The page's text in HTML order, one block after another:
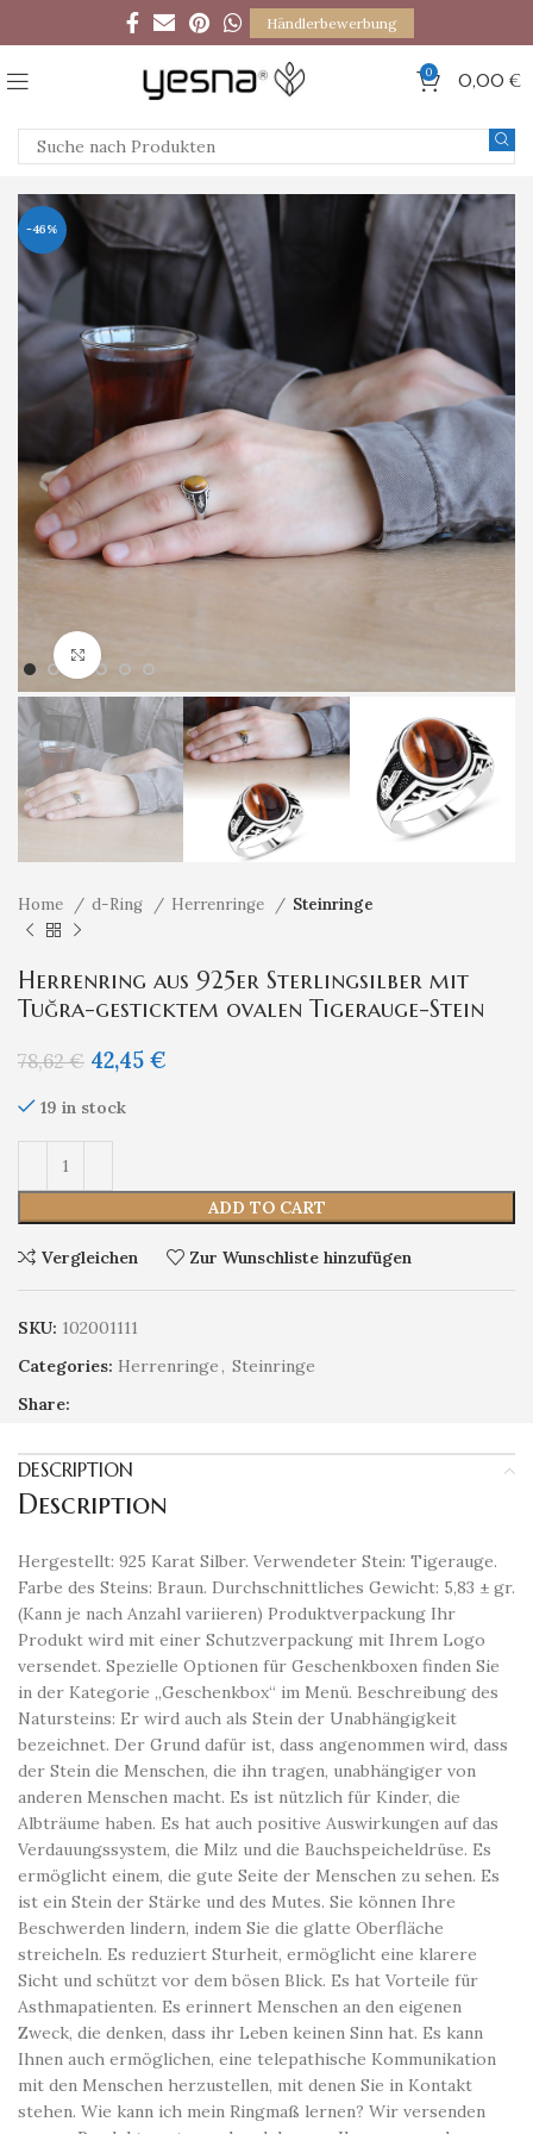
Händlerbewerbung
0 0,00 €
-46%
Home d-Ring Herrenringe Steinringe
Herrenring aus 925er Sterlingsilber mit
Tuğra-gesticktem ovalen Tigerauge-Stein
78,62€ 42,45 €
19 in stock
ADD TO CART
Vergleichen Zur Wunschliste hinzufügen
SKU: 102001111
Categories: Herrenringe, Steinringe
Share:
DESCRIPTION
Description
Hergestellt: 925 Karat Silber. Verwendeter Stein: Tigerauge.
Farbe des Steins: Braun. Durchschnittliches Gewicht: 5,83 ± gr.
(Kann je nach Anzahl variieren) Produktverpackung Ihr
Produkt wird mit einer Schutzverpackung mit Ihrem Logo
versendet. Spezielle Optionen für Geschenkboxen finden Sie
in der Kategorie „Geschenkbox“ im Menü. Beschreibung des
Natursteins: Er wird auch als Stein der Unabhängigkeit
bezeichnet. Der Grund dafür ist, dass angenommen wird, dass
der Stein die Menschen, die ihn tragen, unabhängiger von
anderen Menschen macht. Es ist nützlich für Kinder, die
Albträume haben. Es hat auch positive Auswirkungen auf das
Verdauungssystem, die Milz und die Bauchspeicheldrüse. Es
ermöglicht einem, die gute Seite der Menschen zu sehen. Es
ist ein Stein der Stärke und des Mutes. Sie können Ihre
Beschwerden lindern, indem Sie die glatte Oberfläche
streicheln. Es reduziert Sturheit, ermöglicht eine klarere
Sicht und schützt vor dem bösen Blick. Es hat Vorteile für
Asthmapatienten. Es erinnert Menschen an den eigenen
Zweck, die denken, dass ihr Leben keinen Sinn hat. Es kann
Ihnen auch ermöglichen, eine telepathische Kommunikation
mit den Menschen herzustellen, mit denen Sie in Kontakt
stehen. Wie kann ich mein Ringmaß lernen? Wir versenden